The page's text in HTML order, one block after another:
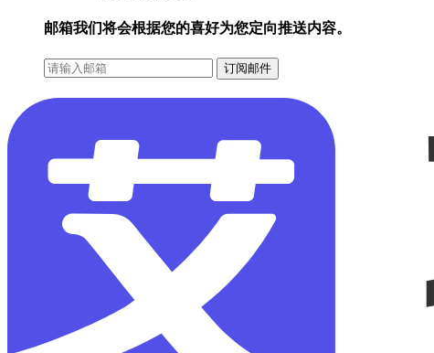
邮箱我们将会根据您的喜好为您定向推送内容。
订阅邮件